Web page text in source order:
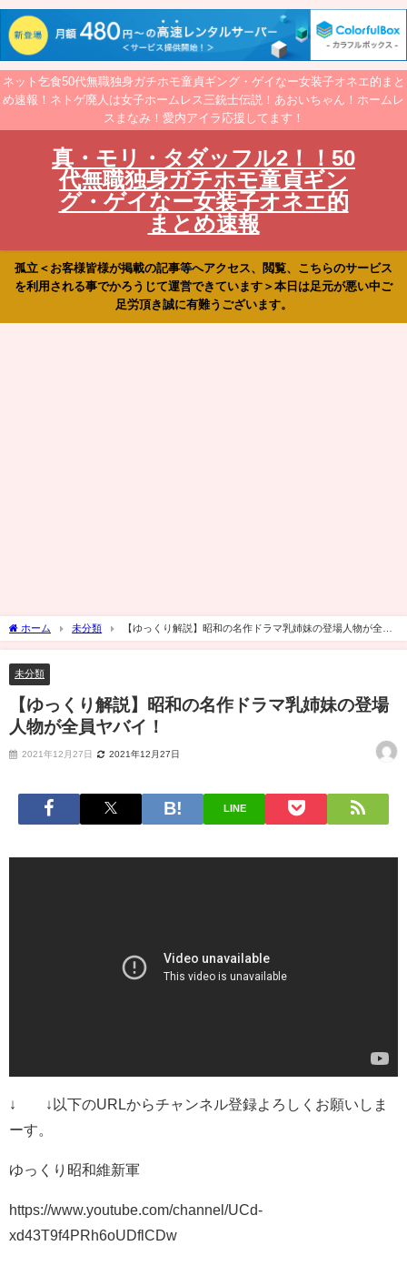
ネット乞食50代無職独身ガチホモ童貞ギング・ゲイなー女装子オネエ的まと
め速報！ネトゲ廃人は女子ホームレス三銃士伝説！あおいちゃん！ホームレ
スまなみ！愛内アイラ応援してます！
真・モリ・タダッフル2！！50
代無職独身ガチホモ童貞ギン
グ・ゲイなー女装子オネエ的
まとめ速報
孤立＜お客様皆様が掲載の記事等へアクセス、閲覧、こちらのサービス
を利用される事でかろうじて運営できています＞本日は足元が悪い中ご
足労頂き誠に有難うございます。
ホーム 未分類
【ゆっくり解説】昭和の名作ドラマ乳姉妹の登場人物が全員
ヤバイ！
未分類
【ゆっくり解説】昭和の名作ドラマ乳姉妹の登場
人物が全員ヤバイ！
2021年12月27日 2021年12月27日
LINE
↓ ↓以下のURLからチャンネル登録よろしくお願いしま
ーす。
ゆっくり昭和維新軍
https://www.youtube.com/channel/UCd-
xd43T9f4PRh6oUDflCDw